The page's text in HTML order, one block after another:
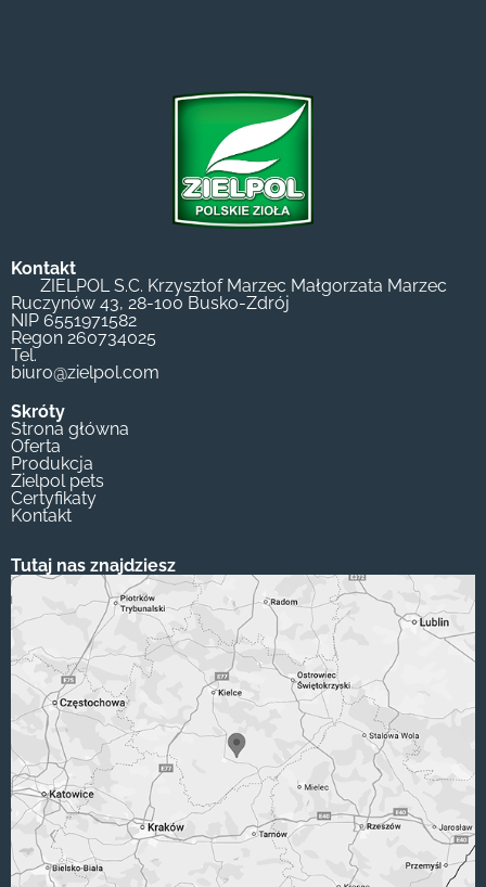
Kontakt
ZIELPOL S.C. Krzysztof Marzec Małgorzata Marzec
Ruczynów 43, 28-100 Busko-Zdrój
NIP 6551971582
Regon 260734025
Tel.
biuro@zielpol.com
Skróty
Strona główna
Oferta
Produkcja
Zielpol pets
Certyfikaty
Kontakt
Tutaj nas znajdziesz